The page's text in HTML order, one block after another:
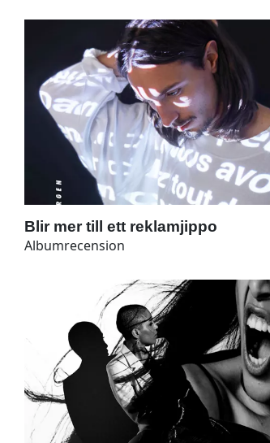
Blir mer till ett reklamjippo
Albumrecension